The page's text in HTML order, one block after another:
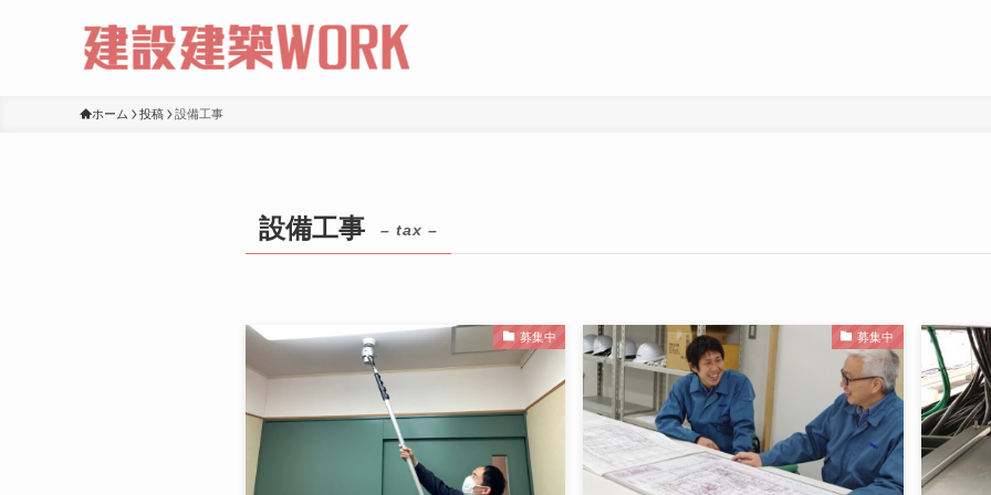
ホーム 投稿 設備工事
設備工事 – tax –
募集中 募集中